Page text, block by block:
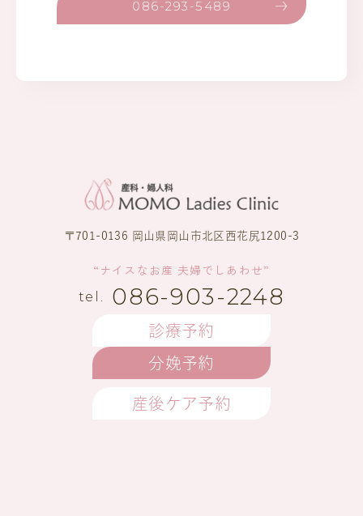
086-293-5489
〒701-0136 岡山県岡山市北区西花尻1200-3
“ナイスなお産 夫婦でしあわせ”
086-903-2248
診療予約
分娩予約
産後ケア予約